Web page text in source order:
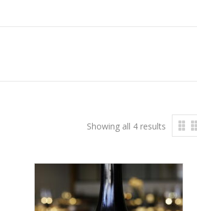
Showing all 4 results